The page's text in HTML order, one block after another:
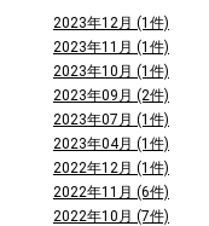
2023年12月 (1件)
2023年11月 (1件)
2023年10月 (1件)
2023年09月 (2件)
2023年07月 (1件)
2023年04月 (1件)
2022年12月 (1件)
2022年11月 (6件)
2022年10月 (7件)